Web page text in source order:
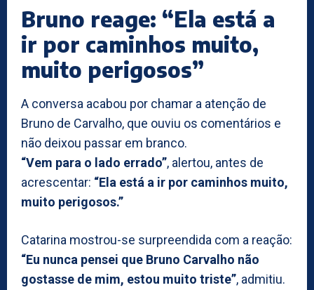
Bruno reage: “Ela está a
ir por caminhos muito,
muito perigosos”
A conversa acabou por chamar a atenção de
Bruno de Carvalho, que ouviu os comentários e
não deixou passar em branco.
“Vem para o lado errado”, alertou, antes de
acrescentar: “Ela está a ir por caminhos muito,
muito perigosos.”
Catarina mostrou-se surpreendida com a reação:
“Eu nunca pensei que Bruno Carvalho não
gostasse de mim, estou muito triste”, admitiu.